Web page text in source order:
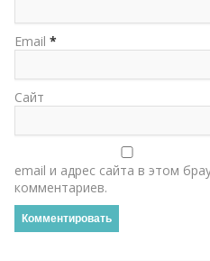
Email *
Сайт
email и адрес сайта в этом
комментариев.